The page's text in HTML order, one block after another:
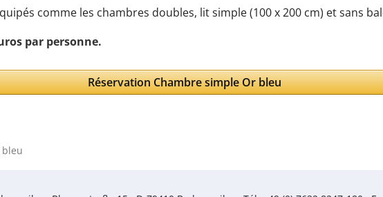
comme les chambres doubles, lit simple (100 x 200 cm) et sans
par personne.
Réservation Chambre simple Or bleu
bleu